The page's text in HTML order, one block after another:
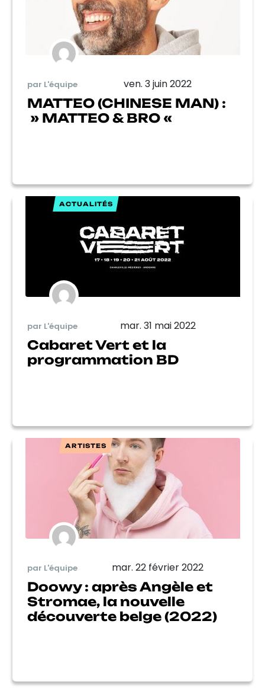
par L'équipe ven. 3 juin 2022
MATTEO (CHINESE MAN) :
» MATTEO & BRO «
ACTUALITÉS
par L'équipe mar. 31 mai 2022
Cabaret Vert et la
programmation BD
ARTISTES
par L'équipe mar. 22 février 2022
Doowy : après Angèle et
Stromae, la nouvelle
découverte belge (2022)